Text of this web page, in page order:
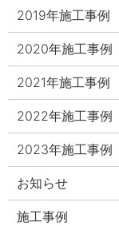
2019年施工事例
2020年施工事例
2021年施工事例
2022年施工事例
2023年施工事例
お知らせ
施工事例